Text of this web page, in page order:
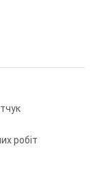
робіт